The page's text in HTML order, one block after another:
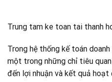
Trung tam ke toan tai thanh
Trong hệ thống kế toán
một trong những chỉ tiêu
đến lợi nhuận và kết quả hoạt